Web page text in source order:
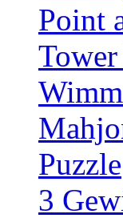
Point
Puzzle
3